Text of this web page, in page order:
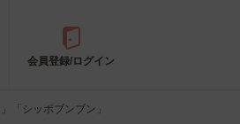
会員登録/ログイン
「シッポブンブン」